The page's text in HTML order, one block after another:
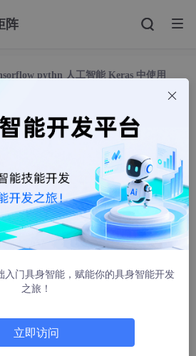
阵
pythn 人工智能 Keras 中使用
工智能 Keras 中使用 Xavier
初始化）非常简单。你只需
`kernel_initializer` 参数即可
10-03 17:21:37
始化（也称为 Glorot 初始化）非常简
用 `'glorot_uniform'` 或 `'glorot_norma
取权重，后者是从正态分布中抽取权
化应用到你的 `w_discriminator` 模型
入门具身智能，赋能你的具身智能开发
之旅！
立即访问